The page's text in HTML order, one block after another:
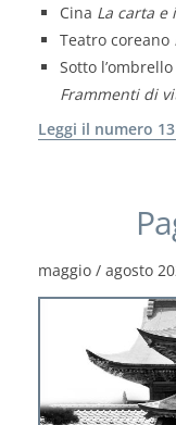
Cina La carta e
Teatro coreano
Sotto
Frammenti di
Leggi il numero
maggio / agosto